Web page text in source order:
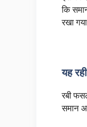
कि
रखा
यह
रबी
समान